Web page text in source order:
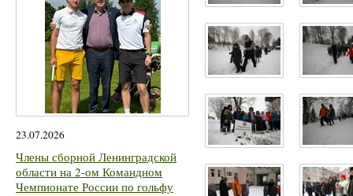
23.07.2026
Члены сборной Ленинградской
области на 2-ом Командном
Чемпионате России по гольфу